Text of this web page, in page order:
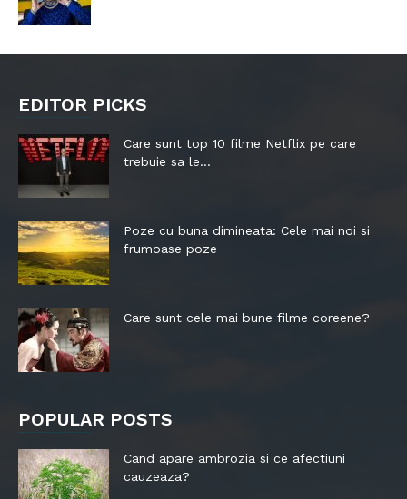
EDITOR PICKS
Care sunt top 10 filme Netflix pe care
trebuie sa le...
Poze cu buna dimineata: Cele mai noi si
frumoase poze
Care sunt cele mai bune filme coreene?
POPULAR POSTS
Cand apare ambrozia si ce afectiuni
cauzeaza?